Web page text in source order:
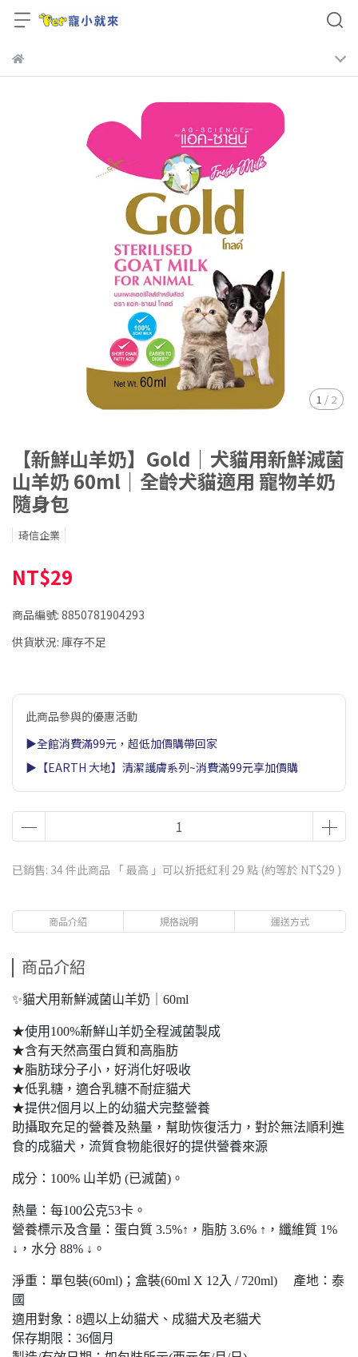
1 / 2
【新鮮山羊奶】Gold｜犬貓用新鮮滅菌
山羊奶 60ml｜全齡犬貓適用 寵物羊奶
隨身包
琦信企業
NT$29
商品編號: 8850781904293
供貨狀況: 庫存不足
此商品參與的優惠活動
▶全館消費滿99元，超低加價購帶回家
▶【EARTH 大地】清潔護膚系列~消費滿99元享加價購
已銷售: 34 件此商品 「 最高 」可以折抵紅利 29 點 (約等於 NT$29 )
商品介紹 規格說明 運送方式
商品介紹
✨貓犬用新鮮滅菌山羊奶｜60ml
★使用100%新鮮山羊奶全程滅菌製成
★含有天然高蛋白質和高脂肪
★脂肪球分子小，好消化好吸收
★低乳糖，適合乳糖不耐症貓犬
★提供2個月以上的幼貓犬完整營養
助攝取充足的營養及熱量，幫助恢復活力，對於無法順利進
食的成貓犬，流質食物能很好的提供營養來源
成分：100% 山羊奶 (已滅菌)。
熱量：每100公克53卡。
營養標示及含量：蛋白質 3.5%↑，脂肪 3.6% ↑，纖維質 1%
↓，水分 88% ↓。
淨重：單包裝(60ml)；盒裝(60ml Χ 12入 / 720ml) 產地：泰
國
適用對象：8週以上幼貓犬、成貓犬及老貓犬
保存期限：36個月